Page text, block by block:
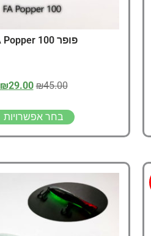
פופר 100 FA Popper
₪45.00
₪29.00
בחר אפשרויות